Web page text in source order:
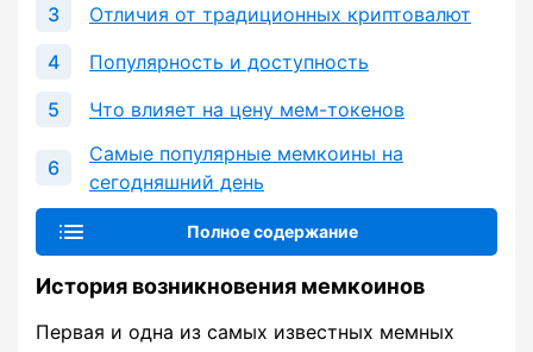
Отличия от традиционных криптовалют
Популярность и доступность
Что влияет на цену мем-токенов
Самые популярные мемкоины на
сегодняшний день
Полное содержание
История возникновения мемкоинов
Первая и одна из самых известных мемных